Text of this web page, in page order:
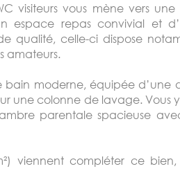
visiteurs vous mène vers
espace repas convivial et
qualité, celle-ci dispose
amateurs.
bain moderne, équipée
une colonne de lavage. Vous
parentale spacieuse
viennent compléter ce